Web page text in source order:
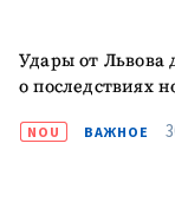
Удары от Львова
о последствиях
NOU ВАЖНОЕ